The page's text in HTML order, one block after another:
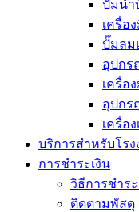
ปั๊มน้ำ
เครื่อ
ปั๊มลม
อุปกร
เครื่อ
อุปกร
เครื่อ
บริการสำหรับโรง
การชำระเงิน
วิธีการชำระ
ติดตามพัสดุ